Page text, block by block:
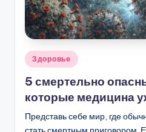
Опубликовано
Здоровье
5 смертельно
которые медицина
Представь себе мир, где